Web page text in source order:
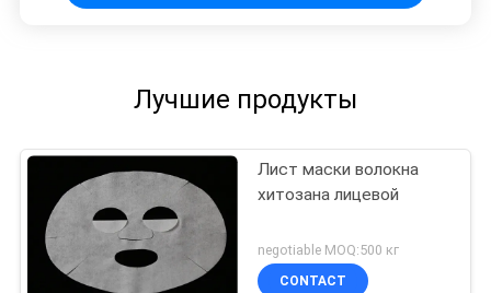
Лучшие продукты
Лист маски волокна
хитозана лицевой
negotiable MOQ:500 кг
CONTACT